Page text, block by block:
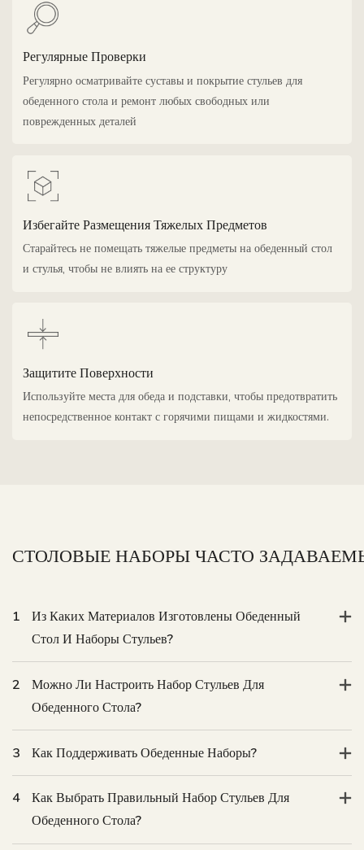
Регулярные Проверки
Регулярно осматривайте суставы и покрытие стульев для
обеденного стола и ремонт любых свободных или
поврежденных деталей
Избегайте Размещения Тяжелых Предметов
Старайтесь не помещать тяжелые предметы на обеденный стол
и стулья, чтобы не влиять на ее структуру
Защитите Поверхности
Используйте места для обеда и подставки, чтобы предотвратить
непосредственное контакт с горячими пищами и жидкостями.
1
Из Каких Материалов Изготовлены Обеденный
Стол И Наборы Стульев?
2
Можно Ли Настроить Набор Стульев Для
Обеденного Стола?
3 Как Поддерживать Обеденные Наборы?
4
Как Выбрать Правильный Набор Стульев Для
Обеденного Стола?